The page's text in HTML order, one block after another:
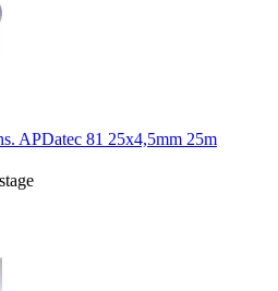
APDatec 81 25x4,5mm 25m